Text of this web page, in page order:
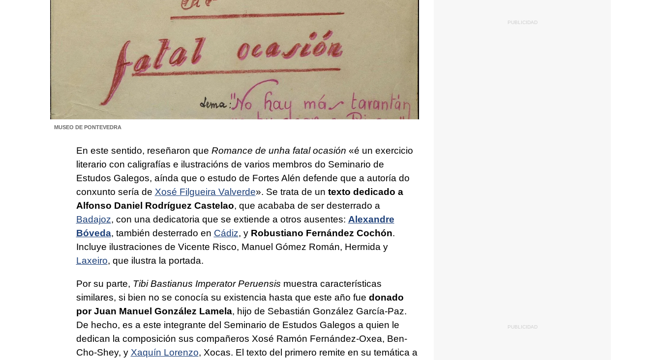
MUSEO DE PONTEVEDRA
En este sentido, reseñaron que Romance de unha fatal ocasión «é un exercicio
literario con caligrafías e ilustracións de varios membros do Seminario de
Estudos Galegos, aínda que o estudo de Fortes Alén defende que a autoría do
conxunto sería de Xosé Filgueira Valverde». Se trata de un texto dedicado a
Alfonso Daniel Rodríguez Castelao, que acababa de ser desterrado a
Badajoz, con una dedicatoria que se extiende a otros ausentes: Alexandre
Bóveda, también desterrado en Cádiz, yRobustiano Fernández Cochón.
Incluye ilustraciones de Vicente Risco, Manuel Gómez Román, Hermida y
Laxeiro, que ilustra la portada.
Por su parte, Tibi Bastianus Imperator Peruensis muestra características
similares, si bien no se conocía su existencia hasta que este año fue donado
por Juan Manuel González Lamela, hijo de Sebastián González García-Paz.
De hecho, es a este integrante del Seminario de Estudos Galegos a quien le
dedican la composición sus compañeros Xosé Ramón Fernández-Oxea, Ben-
Cho-Shey, y Xaquín Lorenzo, Xocas. El texto del primero remite en su temática a